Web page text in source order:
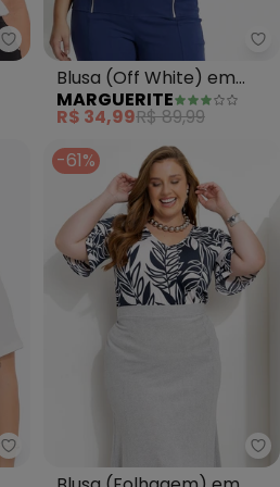
Marguerite - Blusa (Off White)
Blusa (Off White) em
Malha de Algodão
MARGUERITE
R$ 34,99R$ 89,99
Marguerite - Blusa (Off White)
-61%